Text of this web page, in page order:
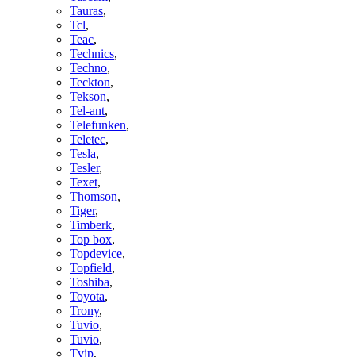
Tauras,
Tcl,
Teac,
Technics,
Techno,
Teckton,
Tekson,
Tel-ant,
Telefunken,
Teletec,
Tesla,
Tesler,
Texet,
Thomson,
Tiger,
Timberk,
Top box,
Topdevice,
Topfield,
Toshiba,
Toyota,
Trony,
Tuvio,
Tuvio,
Tvip,